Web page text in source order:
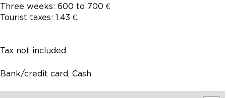
Three weeks: 600 to 700 €
Tourist taxes: 1.43 €.
Tax not included.
Bank/credit card, Cash